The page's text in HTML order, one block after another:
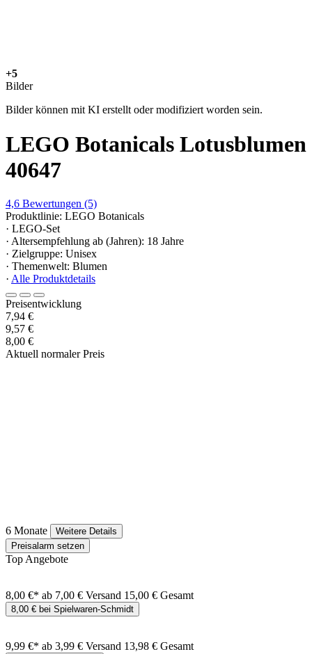
+5
Bilder
Bilder können mit KI erstellt oder modifiziert worden sein.
LEGO Botanicals Lotusblumen
40647
4,6 Bewertungen (5)
Produktlinie: LEGO Botanicals
· LEGO-Set
· Altersempfehlung ab (Jahren): 18 Jahre
· Zielgruppe: Unisex
· Themenwelt: Blumen
· Alle Produktdetails
Preisentwicklung
7,94 €
9,57 €
8,00 €
Aktuell normaler Preis
6 Monate
Weitere Details
Preisalarm setzen
Top Angebote
8,00 €* ab 7,00 € Versand 15,00 € Gesamt
8,00 € bei Spielwaren-Schmidt
9,99 €* ab 3,99 € Versand 13,98 € Gesamt